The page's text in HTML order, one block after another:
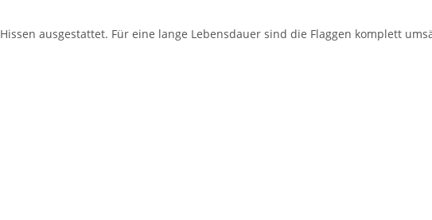
ausgestattet. Für eine lange Lebensdauer sind die Flaggen komplett